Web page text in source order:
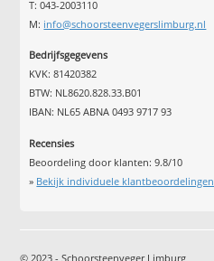
T: 043-2003110
M: info@schoorsteenvegerslimburg.nl
Bedrijfsgegevens
KVK: 81420382
BTW: NL8620.828.33.B01
IBAN: NL65 ABNA 0493 9717 93
Recensies
Beoordeling door klanten:9.8/10
» Bekijk individuele klantbeoordelingen
© 2023 - Schoorsteenveger Limburg